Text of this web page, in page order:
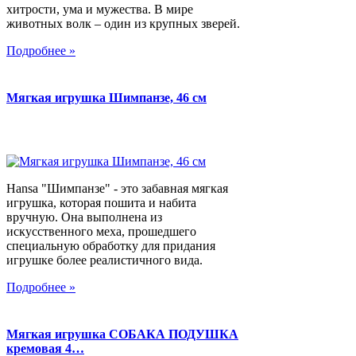
хитрости, ума и мужества. В мире
животных волк – один из крупных зверей.
Подробнее »
Мягкая игрушка Шимпанзе, 46 см
Hansa "Шимпанзе" - это забавная мягкая
игрушка, которая пошита и набита
вручную. Она выполнена из
искусственного меха, прошедшего
специальную обработку для придания
игрушке более реалистичного вида.
Подробнее »
Мягкая игрушка СОБАКА ПОДУШКА
кремовая 4…